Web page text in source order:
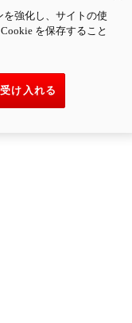
を強化し、サイトの使
を保存すること
け入れる